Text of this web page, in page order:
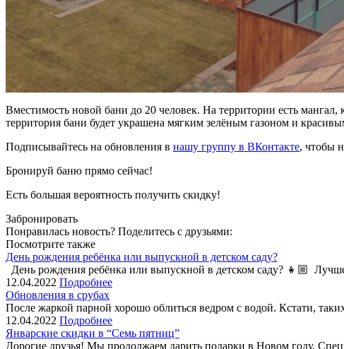
Вместимость новой бани до 20 человек. На территории есть
территория бани будет украшена мягким зелёным газоном и
Подписывайтесь на обновления в нашу группу в ВКонтакте, чтобы
Бронируй баню прямо сейчас!
Есть большая вероятность получить скидку!
Забронировать
Понравилась новость? Поделитесь с друзьями:
Посмотрите также
День рождения ребёнка или выпускной в детском саду?
День рождения ребёнка или выпускной в детском саду? 👧🏼
12.04.2022 Подробнее
Обновления в срубах
После жаркой парной хорошо облиться ведром с водой. Кстати,
12.04.2022 Подробнее
Январские скидки в “Семь пятниц”
Дорогие друзья! Мы продолжаем дарить подарки в Новом году.